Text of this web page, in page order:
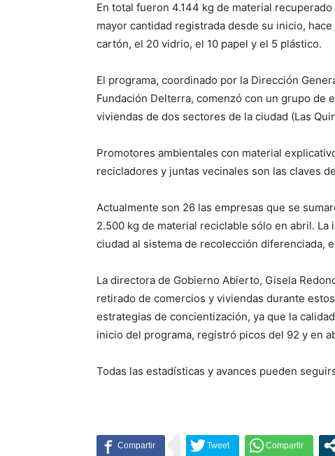
En total fueron 4.144 kg de material
mayor cantidad registrada desde su inicio,
cartón, el 20 vidrio, el 10 papel y el 5 plástico.
El programa, coordinado por la Dirección
Fundación Delterra, comenzó con un grupo de
viviendas de dos sectores de la ciudad (Las
Promotores ambientales con material
recicladores y juntas vecinales son las claves
Actualmente son 26 las empresas que se
2.500 kg de material reciclable sólo en abril.
ciudad al sistema de recolección diferenciada,
La directora de Gobierno Abierto, Gisela
retirado de comercios y viviendas durante
estrategias de concientización, ya que la
inicio del programa, registró picos del 92 y en
Todas las estadísticas y avances pueden